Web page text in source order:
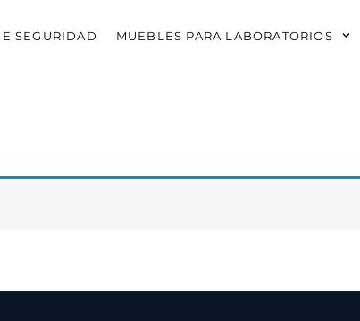
SEGURIDAD MUEBLES PARA LABORATORIOS